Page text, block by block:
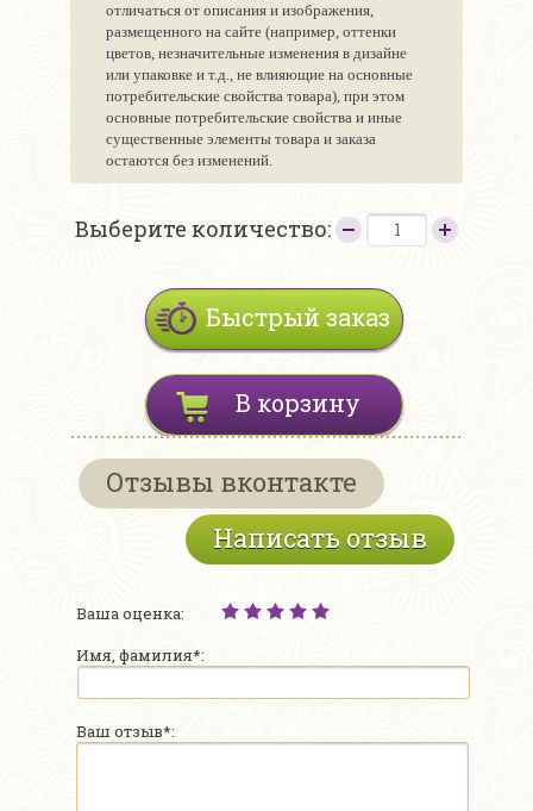
отличаться от описания и изображения,
размещенного на сайте (например, оттенки
цветов, незначительные изменения в дизайне
или упаковке и т.д., не влияющие на основные
потребительские свойства товара), при этом
основные потребительские свойства и иные
существенные элементы товара и заказа
остаются без изменений.
Выберите количество:
Быстрый заказ
В корзину
Отзывы вконтакте
Написать отзыв
Ваша оценка:
Имя, фамилия*:
Ваш отзыв*: